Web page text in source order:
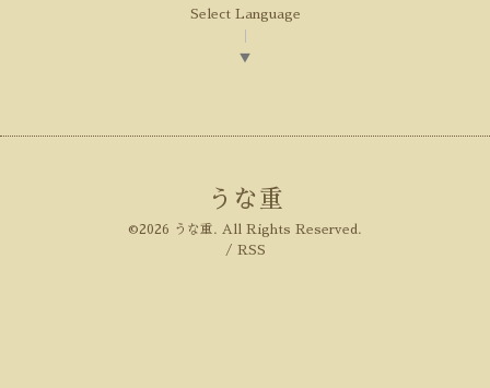
Select Language
▼
うな重
©2026 うな重. All Rights Reserved.
/ RSS